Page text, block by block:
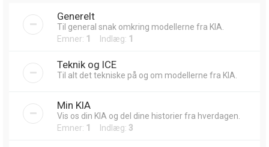
Generelt
Til general snak omkring modellerne fra KIA.
Emner: 1 Indlæg: 1
Teknik og ICE
Til alt det tekniske på og om modellerne fra KIA.
Min KIA
Vis os din KIA og del dine historier fra hverdagen.
Emner: 1 Indlæg: 3